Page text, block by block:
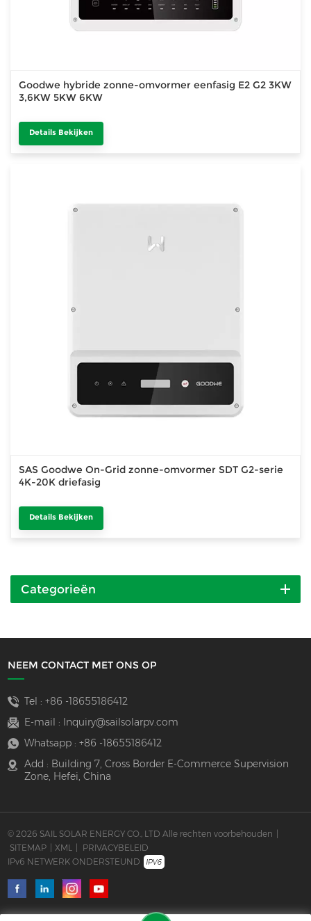
Goodwe hybride zonne-omvormer eenfasig E2 G2 3KW
3,6KW 5KW 6KW
Details Bekijken
SAS Goodwe On-Grid zonne-omvormer SDT G2-serie
4K-20K driefasig
Details Bekijken
Categorieën
NEEM CONTACT MET ONS OP
Tel : +86 -18655186412
E-mail :
Inquiry@sailsolarpv.com
Whatsapp : +86 -18655186412
Add : Building 7, Cross Border E-Commerce Supervision
Zone, Hefei, China
© 2026 SAIL SOLAR ENERGY CO., LTD Alle rechten voorbehouden |
SITEMAP | XML | PRIVACYBELEID
IPv6 NETWERK ONDERSTEUND